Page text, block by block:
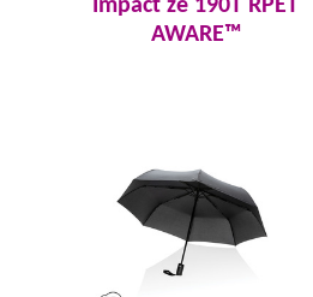
Impact ze 190T RPET
AWARE™